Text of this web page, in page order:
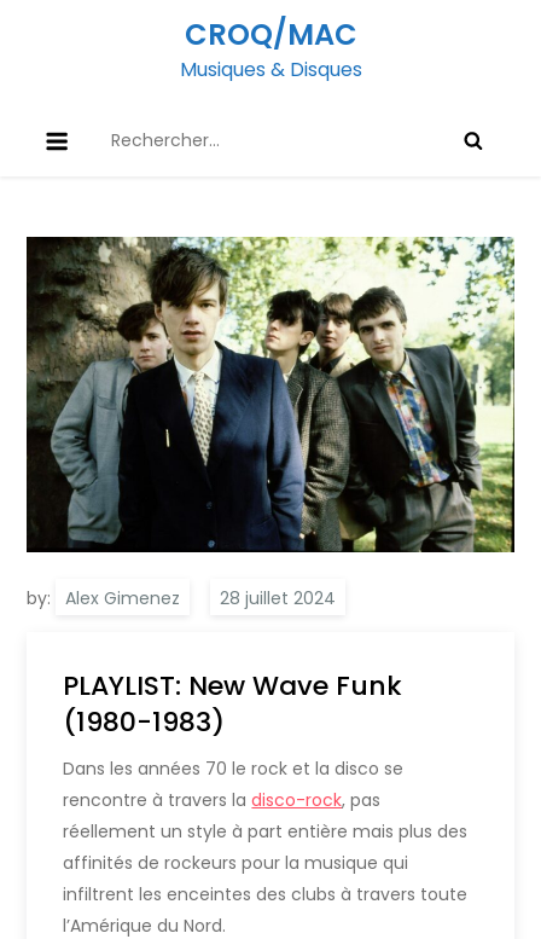
CROQ/MAC
Musiques & Disques
by: Alex Gimenez
PLAYLIST: New Wave Funk
(1980-1983)
Dans les années 70 le rock et la disco se
rencontre à travers ladisco-rock, pas
réellement un style à part entière mais plus des
affinités de rockeurs pour la musique qui
infiltrent les enceintes des clubs à travers toute
l’Amérique du Nord.